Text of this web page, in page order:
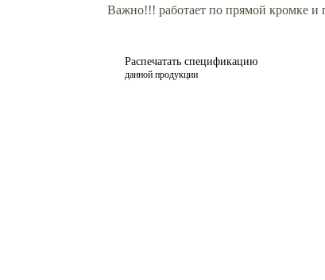
Важно!!! работает по прямой кромке
Распечатать спецификацию
данной продукции